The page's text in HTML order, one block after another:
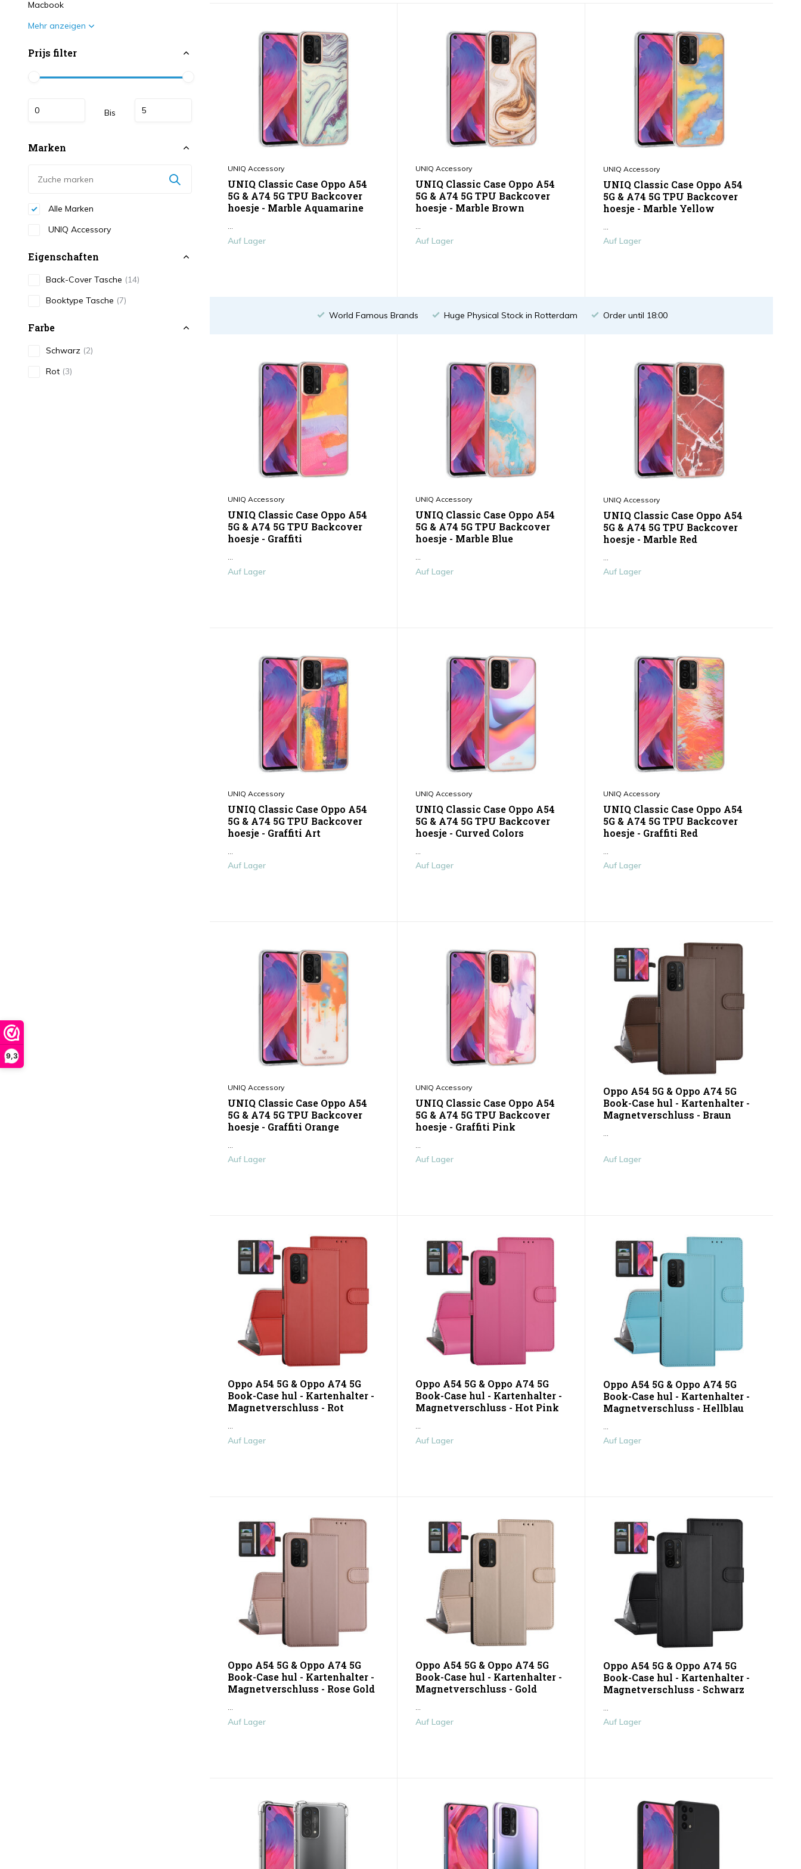
9,3
Macbook
Mehr anzeigen
Prijs filter
Bis
Marken
Alle Marken
UNIQ Accessory
Eigenschaften
Back-Cover Tasche (14)
Booktype Tasche (7)
Farbe
Schwarz (2)
Rot (3)
UNIQ Accessory
UNIQ Classic Case Oppo A54
5G & A74 5G TPU Backcover
hoesje - Marble Aquamarine
...
Auf Lager
UNIQ Accessory
UNIQ Classic Case Oppo A54
5G & A74 5G TPU Backcover
hoesje - Marble Brown
...
Auf Lager
UNIQ Accessory
UNIQ Classic Case Oppo A54
5G & A74 5G TPU Backcover
hoesje - Marble Yellow
...
Auf Lager
World Famous Brands Huge Physical Stock in Rotterdam Order until 18:00
UNIQ Accessory
UNIQ Classic Case Oppo A54
5G & A74 5G TPU Backcover
hoesje - Graffiti
...
Auf Lager
UNIQ Accessory
UNIQ Classic Case Oppo A54
5G & A74 5G TPU Backcover
hoesje - Marble Blue
...
Auf Lager
UNIQ Accessory
UNIQ Classic Case Oppo A54
5G & A74 5G TPU Backcover
hoesje - Marble Red
...
Auf Lager
UNIQ Accessory
UNIQ Classic Case Oppo A54
5G & A74 5G TPU Backcover
hoesje - Graffiti Art
Auf Lager
UNIQ Accessory
UNIQ Classic Case Oppo A54
5G & A74 5G TPU Backcover
hoesje - Curved Colors
Auf Lager
UNIQ Accessory
UNIQ Classic Case Oppo A54
5G & A74 5G TPU Backcover
hoesje - Graffiti Red
...
Auf Lager
UNIQ Accessory
UNIQ Classic Case Oppo A54
5G & A74 5G TPU Backcover
hoesje - Graffiti Orange
Auf Lager
UNIQ Accessory
UNIQ Classic Case Oppo A54
5G & A74 5G TPU Backcover
hoesje - Graffiti Pink
Auf Lager
Oppo A54 5G & Oppo A74 5G
Book-Case hul - Kartenhalter -
Magnetverschluss - Braun
Auf Lager
Oppo A54 5G & Oppo A74 5G
Book-Case hul - Kartenhalter -
Magnetverschluss - Rot
Auf Lager
Oppo A54 5G & Oppo A74 5G
Book-Case hul - Kartenhalter -
Magnetverschluss - Hot Pink
Auf Lager
Oppo A54 5G & Oppo A74 5G
Book-Case hul - Kartenhalter -
Magnetverschluss - Hellblau
Auf Lager
Oppo A54 5G & Oppo A74 5G
Book-Case hul - Kartenhalter -
Magnetverschluss - Rose Gold
...
Auf Lager
Oppo A54 5G & Oppo A74 5G
Book-Case hul - Kartenhalter -
Magnetverschluss - Gold
...
Auf Lager
Oppo A54 5G & Oppo A74 5G
Book-Case hul - Kartenhalter -
Magnetverschluss - Schwarz
Auf Lager